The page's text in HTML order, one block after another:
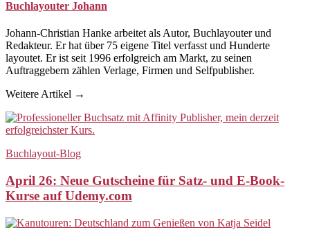
Buchlayouter Johann
Johann-Christian Hanke arbeitet als Autor, Buchlayouter und
Redakteur. Er hat über 75 eigene Titel verfasst und Hunderte
layoutet. Er ist seit 1996 erfolgreich am Markt, zu seinen
Auftraggebern zählen Verlage, Firmen und Selfpublisher.
Weitere Artikel →
Buchlayout-Blog
April 26: Neue Gutscheine für Satz- und E-Book-
Kurse auf Udemy.com